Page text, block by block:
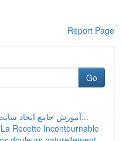
Report Page
Go
آموزش جامع ایجاد سایت با سیستم وردپرس: از ص...
Recette Incontournable